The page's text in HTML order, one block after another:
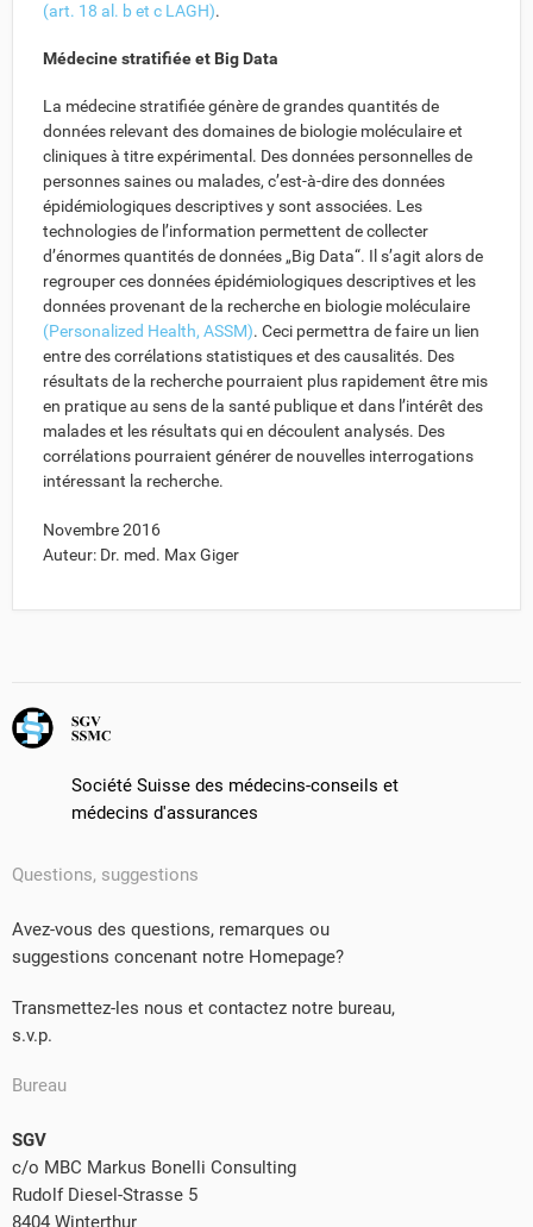
(art. 18 al. b et c LAGH).
Médecine stratifiée et Big Data
La médecine stratifiée génère de grandes quantités de
données relevant des domaines de biologie moléculaire et
cliniques à titre expérimental. Des données personnelles de
personnes saines ou malades, c’est-à-dire des données
épidémiologiques descriptives y sont associées. Les
technologies de l’information permettent de collecter
d’énormes quantités de données „Big Data“. Il s’agit alors de
regrouper ces données épidémiologiques descriptives et les
données provenant de la recherche en biologie moléculaire
(Personalized Health, ASSM). Ceci permettra de faire un lien
entre des corrélations statistiques et des causalités. Des
résultats de la recherche pourraient plus rapidement être mis
en pratique au sens de la santé publique et dans l’intérêt des
malades et les résultats qui en découlent analysés. Des
corrélations pourraient générer de nouvelles interrogations
intéressant la recherche.
Novembre 2016
Auteur: Dr. med. Max Giger
Société Suisse des médecins-conseils et
médecins d'assurances
Questions, suggestions
Avez-vous des questions, remarques ou
suggestions concenant notre Homepage?
Transmettez-les nous et contactez notre bureau,
s.v.p.
Bureau
SGV
c/o MBC Markus Bonelli Consulting
Rudolf Diesel-Strasse 5
8404 Winterthur